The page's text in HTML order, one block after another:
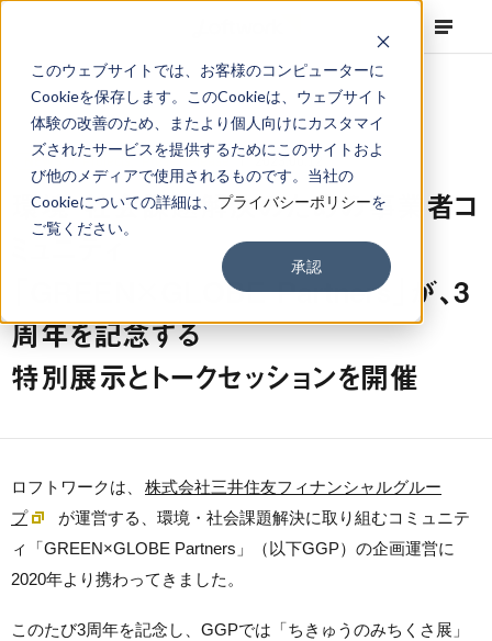
このウェブサイトでは、お客様のコンピューターに
Cookieを保存します。このCookieは、ウェブサイト
体験の改善のため、またより個人向けにカスタマイ
ズされたサービスを提供するためにこのサイトおよ
び他のメディアで使用されるものです。当社の
Cookieについての詳細は、 プライバシーポリシーを
ご覧ください。
承認
NEWS Projects, Press Release 2023.06.12
環境・社会課題解決のための事業者コ
ミュニティ
「GREEN×GLOBE Partners」が、3
周年を記念する
特別展示とトークセッションを開催
ロフトワークは、
株式会社三井住友フィナンシャルグルー
プ
が運営する、環境・社会課題解決に取り組むコミュニテ
ィ「GREEN×GLOBE Partners」（以下GGP）の企画運営に
2020年より携わってきました。
このたび3周年を記念し、GGPでは「ちきゅうのみちくさ展」